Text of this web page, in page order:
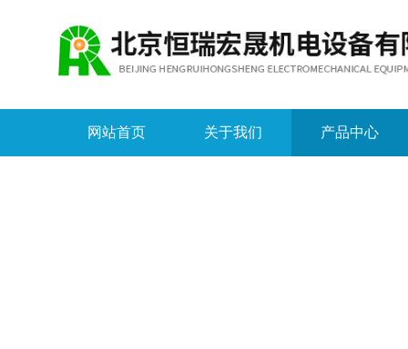
网站首页 关于我们 产品中心